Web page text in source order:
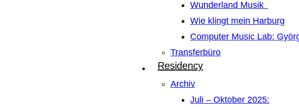
Wunderland Musik
Wie klingt mein Harburg
Computer Music Lab:
Transferbüro
Residency
Archiv
Juli – Oktober 2025: